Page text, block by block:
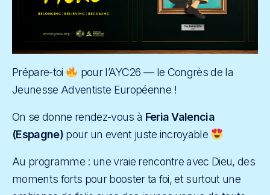
Prépare-toi
pour l’AYC26 — le Congrès de la
Jeunesse Adventiste Européenne !
On se donne rendez-vous à Feria Valencia
(Espagne)pour un event juste incroyable
Au programme : une vraie rencontre avec Dieu, des
moments forts pour booster ta foi, et surtout une